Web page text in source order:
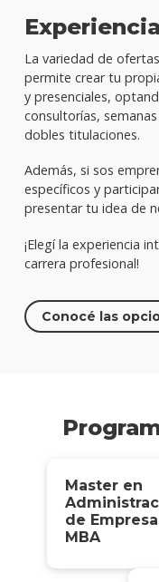
La variedad de
permite crear tu
y presenciales,
consultorías,
dobles titulaciones.
Además, si sos
específicos y
presentar tu idea de
¡Elegí la experiencia
carrera profesional!
Conocé las
Master en
de
MBA